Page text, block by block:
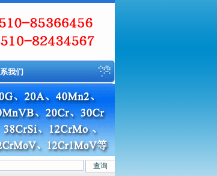
我们
12CrMo(T12)、12Cr1MoV、12Cr1MoVG、10CrMo910、